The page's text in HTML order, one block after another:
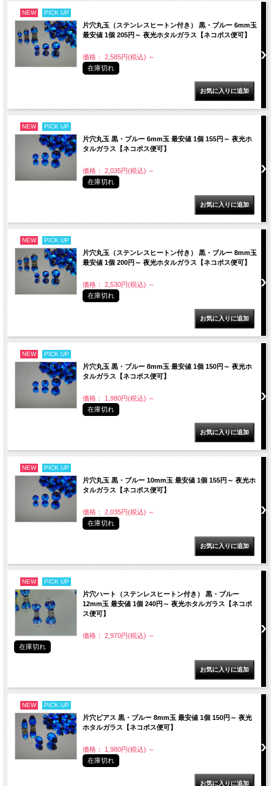
NEW PICK UP
片穴丸玉（ステンレスヒートン付き） 黒・ブルー 6mm玉
最安値 1個 205円～ 夜光ホタルガラス【ネコポス便可】
価格： 2,585円(税込) ～
在庫切れ
NEW PICK UP
片穴丸玉 黒・ブルー 6mm玉 最安値 1個 155円～ 夜光ホ
タルガラス【ネコポス便可】
価格： 2,035円(税込) ～
在庫切れ
NEW PICK UP
片穴丸玉（ステンレスヒートン付き） 黒・ブルー 8mm玉
最安値 1個 200円～ 夜光ホタルガラス【ネコポス便可】
価格： 2,530円(税込) ～
在庫切れ
NEW PICK UP
片穴丸玉 黒・ブルー 8mm玉 最安値 1個 150円～ 夜光ホ
タルガラス【ネコポス便可】
価格： 1,980円(税込) ～
在庫切れ
NEW PICK UP
片穴丸玉 黒・ブルー 10mm玉 最安値 1個 155円～ 夜光ホ
タルガラス【ネコポス便可】
価格： 2,035円(税込) ～
在庫切れ
NEW PICK UP
片穴ハート（ステンレスヒートン付き） 黒・ブルー
12mm玉 最安値 1個 240円～ 夜光ホタルガラス【ネコポ
ス便可】
価格： 2,970円(税込) ～
在庫切れ
NEW PICK UP
片穴ピアス 黒・ブルー 8mm玉 最安値 1個 150円～ 夜光
ホタルガラス【ネコポス便可】
価格： 1,980円(税込) ～
在庫切れ